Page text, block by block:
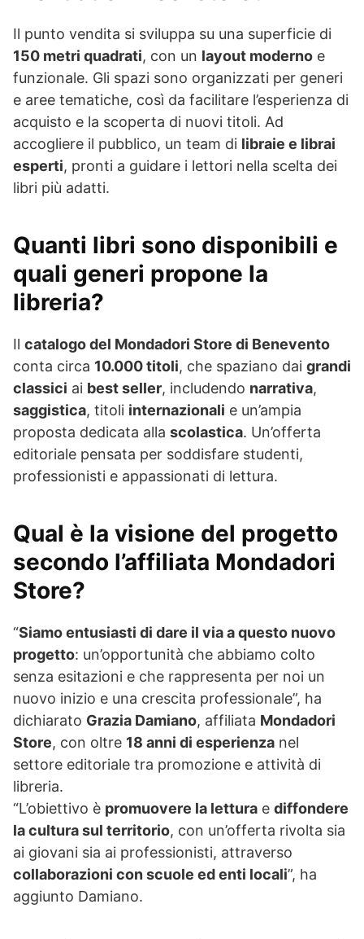
Il punto vendita si sviluppa su una superficie di
150 metri quadrati, con un layout moderno e
funzionale. Gli spazi sono organizzati per generi
e aree tematiche, così da facilitare l’esperienza di
acquisto e la scoperta di nuovi titoli. Ad
accogliere il pubblico, un team di libraie e librai
esperti, pronti a guidare i lettori nella scelta dei
libri più adatti.
Quanti libri sono disponibili e
quali generi propone la
libreria?
Il catalogo del Mondadori Store di Benevento
conta circa 10.000 titoli, che spaziano dai grandi
classici ai best seller, includendo narrativa,
saggistica, titoli internazionali e un’ampia
proposta dedicata alla scolastica. Un’offerta
editoriale pensata per soddisfare studenti,
professionisti e appassionati di lettura.
Qual è la visione del progetto
secondo l’affiliata Mondadori
Store?
“Siamo entusiasti di dare il via a questo nuovo
progetto: un’opportunità che abbiamo colto
senza esitazioni e che rappresenta per noi un
nuovo inizio e una crescita professionale”, ha
dichiarato Grazia Damiano, affiliata Mondadori
Store, con oltre 18 anni di esperienza nel
settore editoriale tra promozione e attività di
libreria.
“L’obiettivo è promuovere la lettura e diffondere
la cultura sul territorio, con un’offerta rivolta sia
ai giovani sia ai professionisti, attraverso
collaborazioni con scuole ed enti locali”, ha
aggiunto Damiano.